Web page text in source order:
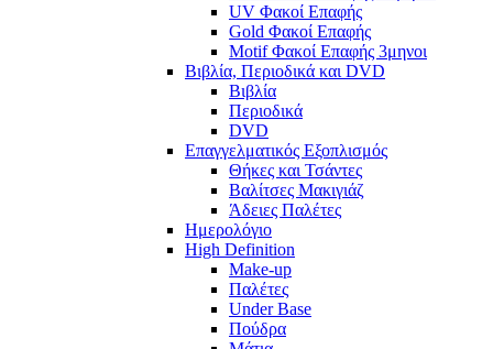
UV Φακοί Επαφής
Gold Φακοί Επαφής
Motif Φακοί Επαφής 3μηνοι
Βιβλία, Περιοδικά και DVD
Βιβλία
Περιοδικά
DVD
Επαγγελματικός Εξοπλισμός
Θήκες και Τσάντες
Βαλίτσες Μακιγιάζ
Άδειες Παλέτες
Ημερολόγιο
High Definition
Make-up
Παλέτες
Under Base
Πούδρα